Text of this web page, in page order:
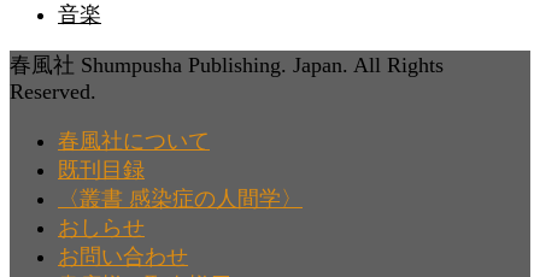
音楽
春風社 Shumpusha Publishing. Japan. All Rights
Reserved.
春風社について
既刊目録
〈叢書 感染症の人間学〉
おしらせ
お問い合わせ